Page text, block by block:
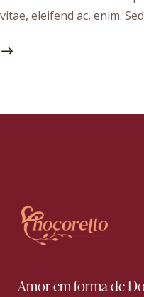
vitae, eleifend ac, enim.
Amor em forma de